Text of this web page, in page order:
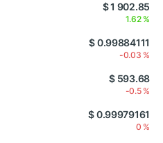
$ 1 902.85
1.62 %
$ 0.99884111
-0.03 %
$ 593.68
-0.5 %
$ 0.99979161
0 %